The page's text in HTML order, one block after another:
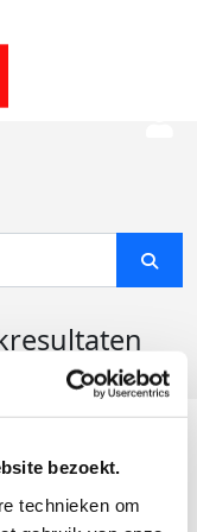
bezoekt.
technieken om